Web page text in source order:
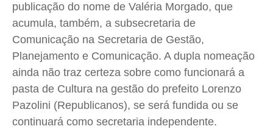
publicação do nome de Valéria Morgado, que
acumula, também, a subsecretaria de
Comunicação na Secretaria de Gestão,
Planejamento e Comunicação. A dupla nomeação
ainda não traz certeza sobre como funcionará a
pasta de Cultura na gestão do prefeito Lorenzo
Pazolini (Republicanos), se será fundida ou se
continuará como secretaria independente.